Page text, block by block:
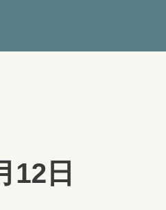
12日